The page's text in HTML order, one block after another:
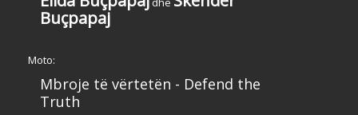
Buçpapaj
Moto:
Mbroje të vërtetën - Defend the
Truth